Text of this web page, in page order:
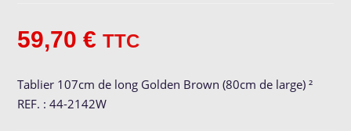
59,70€ TTC
Tablier 107cm de long Golden Brown (80cm de large) ²
REF. : 44-2142W